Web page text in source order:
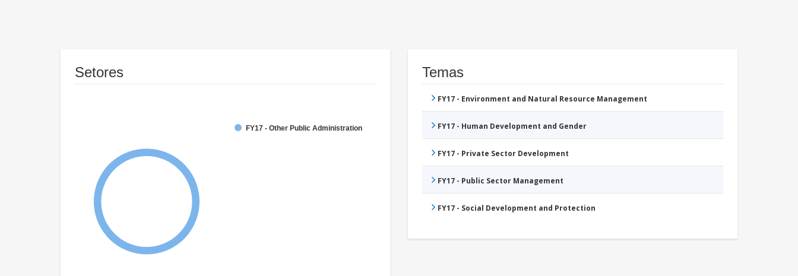
Setores
FY17 - Other Public Administration
Temas
FY17 - Environment and Natural Resource Management
FY17 - Human Development and Gender
FY17 - Private Sector Development
FY17 - Public Sector Management
FY17 - Social Development and Protection